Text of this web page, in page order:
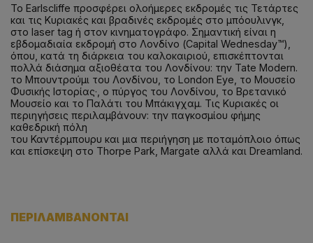
Το Earlscliffe προσφέρει ολοήμερες εκδρομές τις Τετάρτες
και τις Κυριακές και βραδινές εκδρομές στο μπόουλινγκ,
στο laser tag ή στον κινηματογράφο. Σημαντική είναι η
εβδομαδιαία εκδρομή στο Λονδίνο (Capital Wednesday™),
όπου, κατά τη διάρκεια του καλοκαιριού, επισκέπτονται
πολλά διάσημα αξιοθέατα του Λονδίνου: την Tate Modern.
το Μπουντρούμι του Λονδίνου, το London Eye, το Μουσείο
Φυσικής Ιστορίας·, ο πύργος του Λονδίνου, το Βρετανικό
Μουσείο και το Παλάτι του Μπάκιγχαμ. Τις Κυριακές οι
περιηγήσεις περιλαμβάνουν: την παγκοσμίου φήμης
καθεδρική πόλη
του Καντέρμπουρυ και μια περιήγηση με ποταμόπλοιο όπως
και επίσκεψη στο Thorpe Park, Margate αλλά και Dreamland.
ΠΕΡΙΛΑΜΒΑΝΟΝΤΑΙ